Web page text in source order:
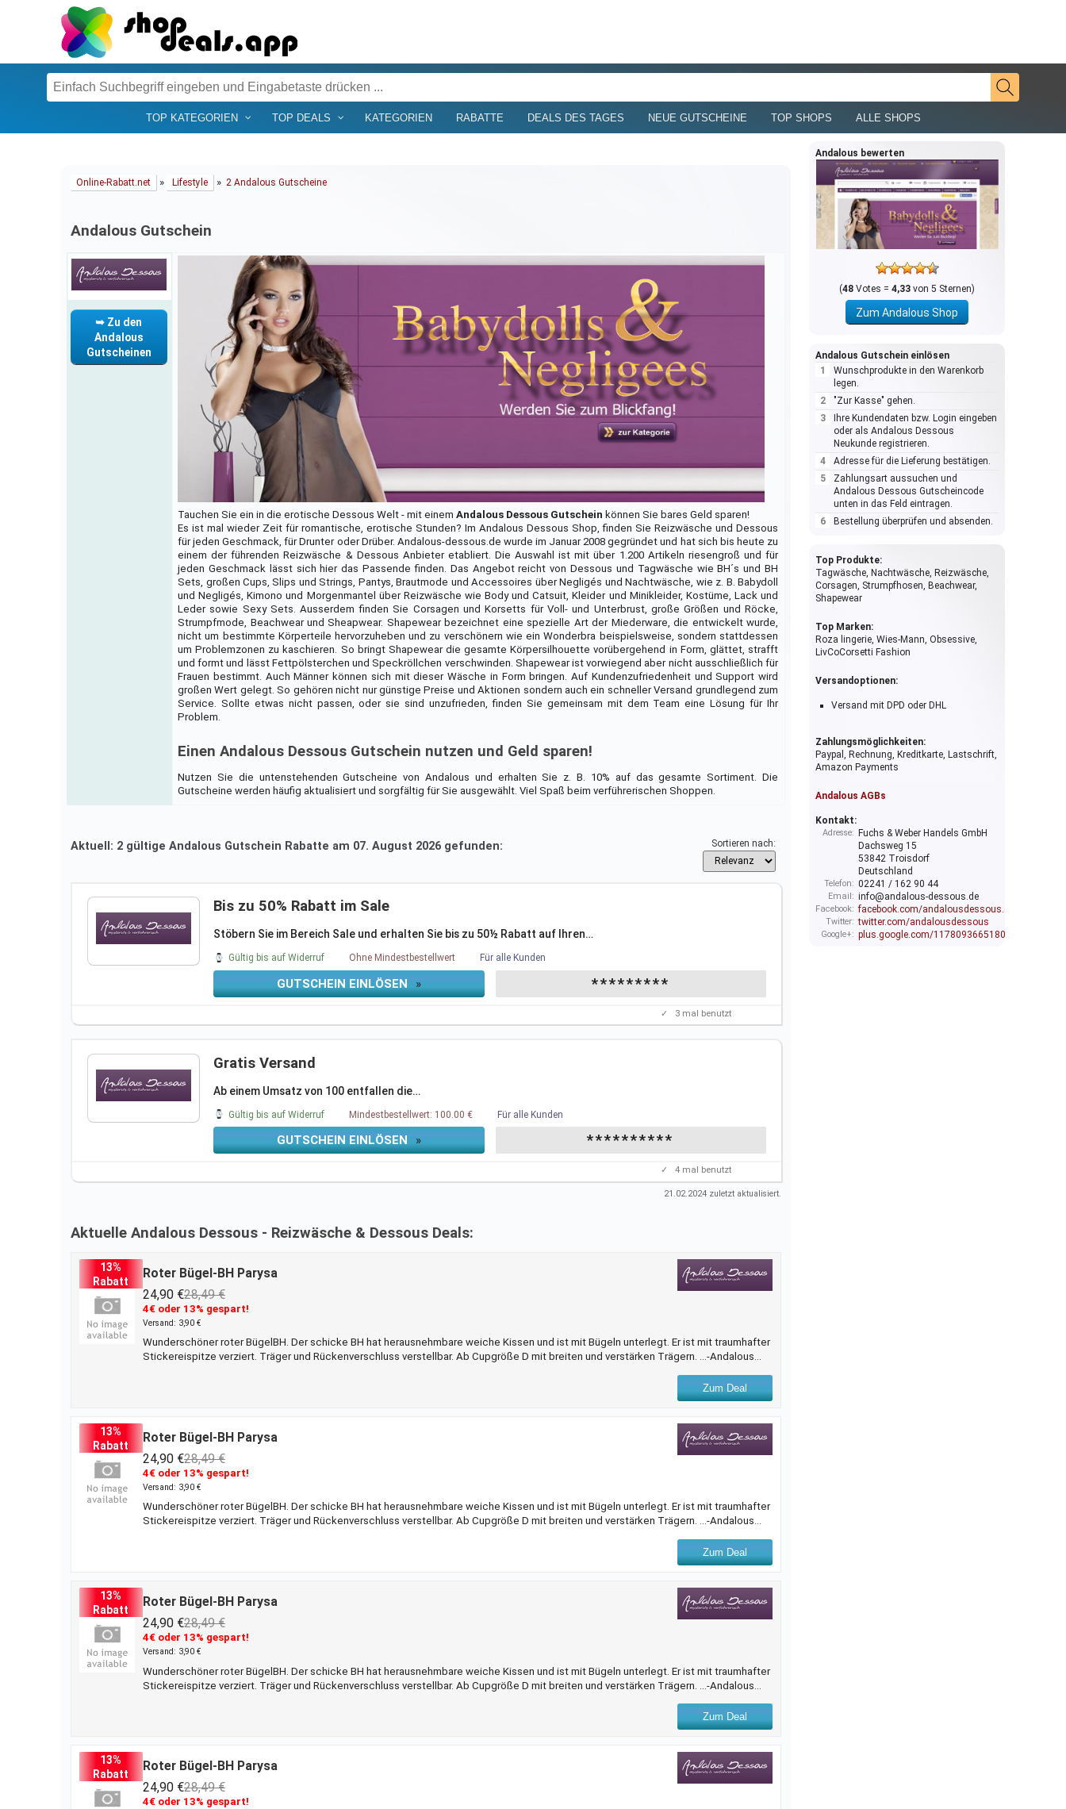
TOP KATEGORIEN TOP DEALS KATEGORIEN RABATTE DEALS DES TAGES NEUE GUTSCHEINE TOP SHOPS ALLE SHOPS
Online-Rabatt.net » Lifestyle » 2 Andalous Gutscheine
Andalous Gutschein
➥ Zu den
Andalous
Gutscheinen
Tauchen Sie ein in die erotische Dessous Welt - mit einemAndalous Dessous Gutschein können Sie bares Geld sparen!
Es ist mal wieder Zeit für romantische, erotische Stunden? Im Andalous Dessous Shop, finden Sie Reizwäsche und Dessous
für jeden Geschmack, für Drunter oder Drüber. Andalous-dessous.de wurde im Januar 2008 gegründet und hat sich bis heute zu
einem der führenden Reizwäsche & Dessous Anbieter etabliert. Die Auswahl ist mit über 1.200 Artikeln riesengroß und für
jeden Geschmack lässt sich hier das Passende finden. Das Angebot reicht von Dessous und Tagwäsche wie BH´s und BH
Sets, großen Cups, Slips und Strings, Pantys, Brautmode und Accessoires über Negligés und Nachtwäsche, wie z. B. Babydoll
und Negligés, Kimono und Morgenmantel über Reizwäsche wie Body und Catsuit, Kleider und Minikleider, Kostüme, Lack und
Leder sowie Sexy Sets. Ausserdem finden Sie Corsagen und Korsetts für Voll- und Unterbrust, große Größen und Röcke,
Strumpfmode, Beachwear und Sheapwear. Shapewear bezeichnet eine spezielle Art der Miederware, die entwickelt wurde,
nicht um bestimmte Körperteile hervorzuheben und zu verschönern wie ein Wonderbra beispielsweise, sondern stattdessen
um Problemzonen zu kaschieren. So bringt Shapewear die gesamte Körpersilhouette vorübergehend in Form, glättet, strafft
und formt und lässt Fettpölsterchen und Speckröllchen verschwinden. Shapewear ist vorwiegend aber nicht ausschließlich für
Frauen bestimmt. Auch Männer können sich mit dieser Wäsche in Form bringen. Auf Kundenzufriedenheit und Support wird
großen Wert gelegt. So gehören nicht nur günstige Preise und Aktionen sondern auch ein schneller Versand grundlegend zum
Service. Sollte etwas nicht passen, oder sie sind unzufrieden, finden Sie gemeinsam mit dem Team eine Lösung für Ihr
Problem.
Einen Andalous Dessous Gutschein nutzen und Geld sparen!
Nutzen Sie die untenstehenden Gutscheine von Andalous und erhalten Sie z. B. 10% auf das gesamte Sortiment. Die
Gutscheine werden häufig aktualisiert und sorgfältig für Sie ausgewählt. Viel Spaß beim verführerischen Shoppen.
Aktuell: 2 gültige Andalous Gutschein Rabatte am 07. August 2026 gefunden: Sortieren nach:
Bis zu 50% Rabatt im Sale
Stöbern Sie im Bereich Sale und erhalten Sie bis zu 50½ Rabatt auf Ihren…
Gültig bis auf Widerruf Ohne Mindestbestellwert Für alle Kunden
GUTSCHEIN EINLÖSEN » *********
✓ 3 mal benutzt
Gratis Versand
Ab einem Umsatz von 100 entfallen die…
Gültig bis auf Widerruf Mindestbestellwert: 100.00 € Für alle Kunden
GUTSCHEIN EINLÖSEN » **********
✓4 mal benutzt
21.02.2024 zuletzt aktualisiert.
Aktuelle Andalous Dessous - Reizwäsche & Dessous Deals:
13%
Rabatt
Roter Bügel-BH Parysa
24,90 €28,49 €
4€ oder 13% gespart!
Versand: 3,90 €
Wunderschöner roter BügelBH. Der schicke BH hat herausnehmbare weiche Kissen und ist mit Bügeln unterlegt. Er ist mit traumhafter
Stickereispitze verziert. Träger und Rückenverschluss verstellbar. Ab Cupgröße D mit breiten und verstärken Trägern. ...-Andalous
Zum Deal
13%
Rabatt
Roter Bügel-BH Parysa
24,90 €28,49 €
4€ oder 13% gespart!
Versand: 3,90 €
Wunderschöner roter BügelBH. Der schicke BH hat herausnehmbare weiche Kissen und ist mit Bügeln unterlegt. Er ist mit traumhafter
Stickereispitze verziert. Träger und Rückenverschluss verstellbar. Ab Cupgröße D mit breiten und verstärken Trägern. ...-Andalous
Zum Deal
13%
Rabatt
Roter Bügel-BH Parysa
24,90 €28,49 €
4€ oder 13% gespart!
Versand: 3,90 €
Wunderschöner roter BügelBH. Der schicke BH hat herausnehmbare weiche Kissen und ist mit Bügeln unterlegt. Er ist mit traumhafter
Stickereispitze verziert. Träger und Rückenverschluss verstellbar. Ab Cupgröße D mit breiten und verstärken Trägern. ...-Andalous
Zum Deal
13%
Rabatt
Roter Bügel-BH Parysa
24,90 €28,49 €
4€ oder 13% gespart!
Andalous bewerten
(48 Votes = 4,33 von 5 Sternen)
Zum Andalous Shop
Andalous Gutschein einlösen
Wunschprodukte in den Warenkorb
legen.
"Zur Kasse" gehen.
Ihre Kundendaten bzw. Login eingeben
oder als Andalous Dessous
Neukunde registrieren.
Adresse für die Lieferung bestätigen.
Zahlungsart aussuchen und
Andalous Dessous Gutscheincode
unten in das Feld eintragen.
Bestellung überprüfen und absenden.
Top Produkte:
Tagwäsche, Nachtwäsche, Reizwäsche,
Corsagen, Strumpfhosen, Beachwear,
Shapewear
Top Marken:
Roza lingerie, Wies-Mann, Obsessive,
LivCoCorsetti Fashion
Versandoptionen:
Versand mit DPD oder DHL
Zahlungsmöglichkeiten:
Paypal, Rechnung, Kreditkarte, Lastschrift,
Amazon Payments
Andalous AGBs
Kontakt:
Adresse:
Fuchs & Weber Handels GmbH
Dachsweg 15
53842 Troisdorf
Deutschland
Telefon: 02241 / 162 90 44
Email: info@andalous-dessous.de
Facebook: facebook.com/andalousdessous.de
Twitter: twitter.com/andalousdessous
Google+: plus.google.com/117809366518033307563/